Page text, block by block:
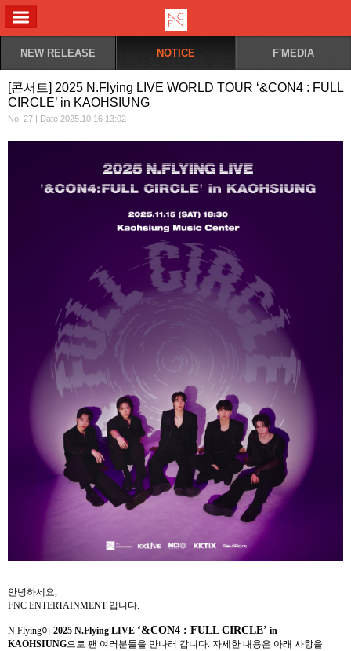
NEW RELEASE NOTICE F'MEDIA
[콘서트] 2025 N.Flying LIVE WORLD TOUR ‘&CON4 : FULL
CIRCLE’ in KAOHSIUNG
No. 27 | Date 2025.10.16 13:02
안녕하세요,
FNC ENTERTAINMENT 입니다.
N.Flying이 2025 N.Flying LIVE ‘&CON4 : FULL CIRCLE’ in
KAOHSIUNG으로 팬 여러분들을 만나러 갑니다. 자세한 내용은 아래 사항을